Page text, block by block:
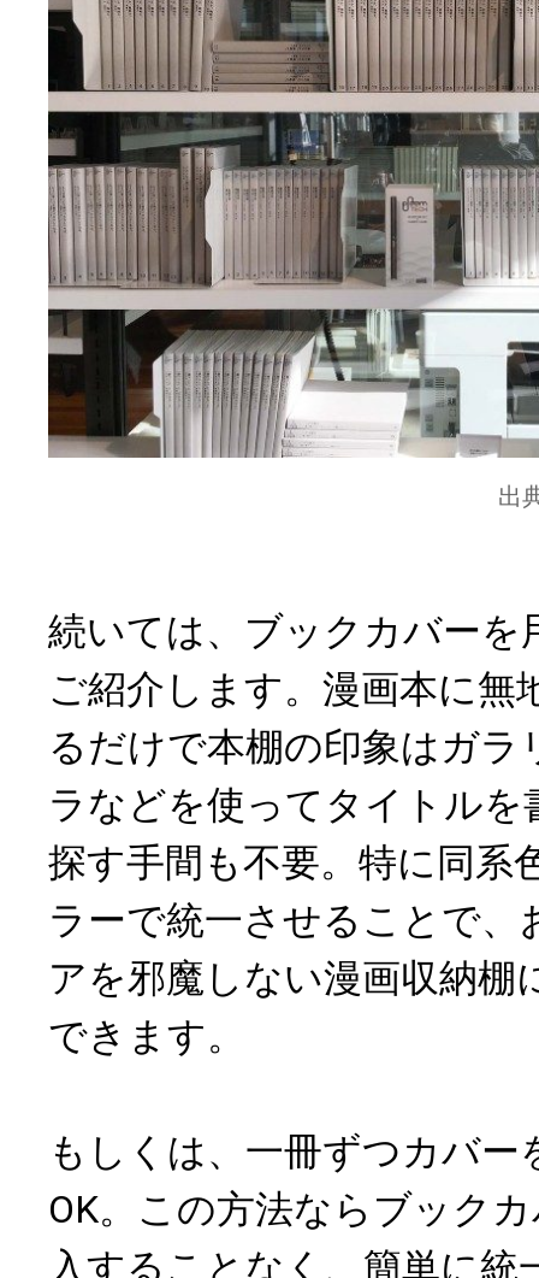
出
続いては、ブックカバーを
ご紹介します。漫画本に無
るだけで本棚の印象はガラ
ラなどを使ってタイトル
探す手間も不要。特に同系
ラーで統一させることで、
アを邪魔しない漫画収納棚
できます。
もしくは、一冊ずつカバー
OK。この方法ならブック
入することなく、簡単に統